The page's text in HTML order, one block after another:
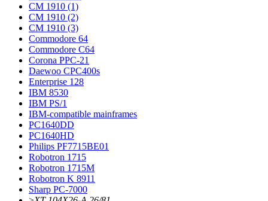
CM 1910 (1)
CM 1910 (2)
CM 1910 (3)
Commodore 64
Commodore С64
Corona PPC-21
Daewoo CPC400s
Enterprise 128
IBM 8530
IBM PS/1
IBM-compatible mainframes
PC1640DD
PC1640HD
Philips PF7715BE01
Robotron 1715
Robotron 1715М
Robotron K 8911
Sharp PC-7000